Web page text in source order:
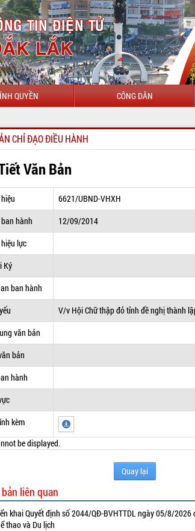
QUYỀN CÔNG DÂN
CHỈ ĐẠO ĐIỀU HÀNH
Văn Bản
6621/UBND-VHXH
hành
12/09/2014
lực
Ký
ban hành
V/v Hội Chữ thập đỏ tỉnh đề nghị thành
văn bản
bản
hành
kèm
be displayed.
Quay lại
liên quan
khai Quyết định số 2044/QĐ-BVHTTDL ngày 05/8/2026
thao và Du lịch